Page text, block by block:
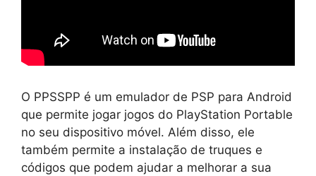
O PPSSPP é um emulador de PSP para Android
que permite jogar jogos do PlayStation Portable
no seu dispositivo móvel. Além disso, ele
também permite a instalação de truques e
códigos que podem ajudar a melhorar a sua